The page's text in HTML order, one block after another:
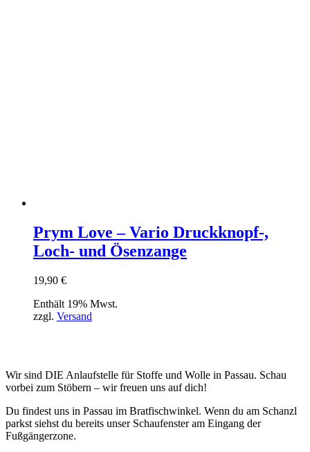
Prym Love – Vario Druckknopf-,
Loch- und Ösenzange
19,90 €
Enthält 19% Mwst.
zzgl. Versand
Wir sind DIE Anlaufstelle für Stoffe und Wolle in Passau. Schau
vorbei zum Stöbern – wir freuen uns auf dich!
Du findest uns in Passau im Bratfischwinkel. Wenn du am Schanzl
parkst siehst du bereits unser Schaufenster am Eingang der
Fußgängerzone.